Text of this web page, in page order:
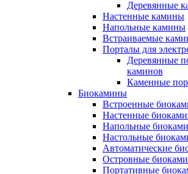
Деревянные
Настенные камины
Напольные камины
Встраиваемые
Порталы для
Деревянные
каминов
Каменные
Биокамины
Встроенные
Настенные
Напольные
Настольные
Автоматические
Островные
Портативные